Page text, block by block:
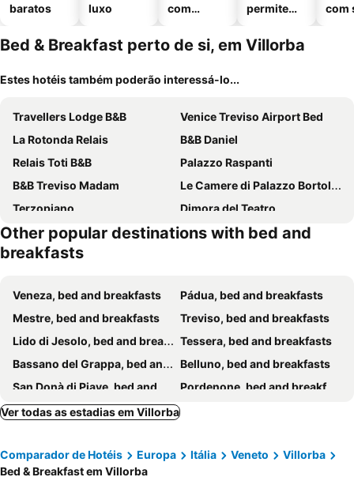
baratos
luxo
com
permitem
com
Bed & Breakfast perto de si, em Villorba
Estes hotéis também poderão interessá-lo...
Travellers Lodge B&B
Venice Treviso Airport Bed
La Rotonda Relais
B&B Daniel
Relais Toti B&B
Palazzo Raspanti
B&B Treviso Madam
Le Camere di Palazzo Bortolan
Terzopiano
Dimora del Teatro
Sweet Home
B&B DESDEMA
Residence Meuble' Cortina
Other popular destinations with bed and
breakfasts
Veneza, bed and breakfasts
Pádua, bed and breakfasts
Mestre, bed and breakfasts
Treviso, bed and breakfasts
Lido di Jesolo, bed and breakfasts
Tessera, bed and breakfasts
Bassano del Grappa, bed and breakfasts
Belluno, bed and breakfasts
San Donà di Piave, bed and breakfasts
Pordenone, bed and breakfasts
Eraclea Mare, bed and breakfasts
Portogruaro, bed and breakfasts
Murano, bed and breakfasts
Ver todas as estadias em Villorba
Comparador de Hotéis Europa Itália Veneto
Villorba
Bed & Breakfast em Villorba